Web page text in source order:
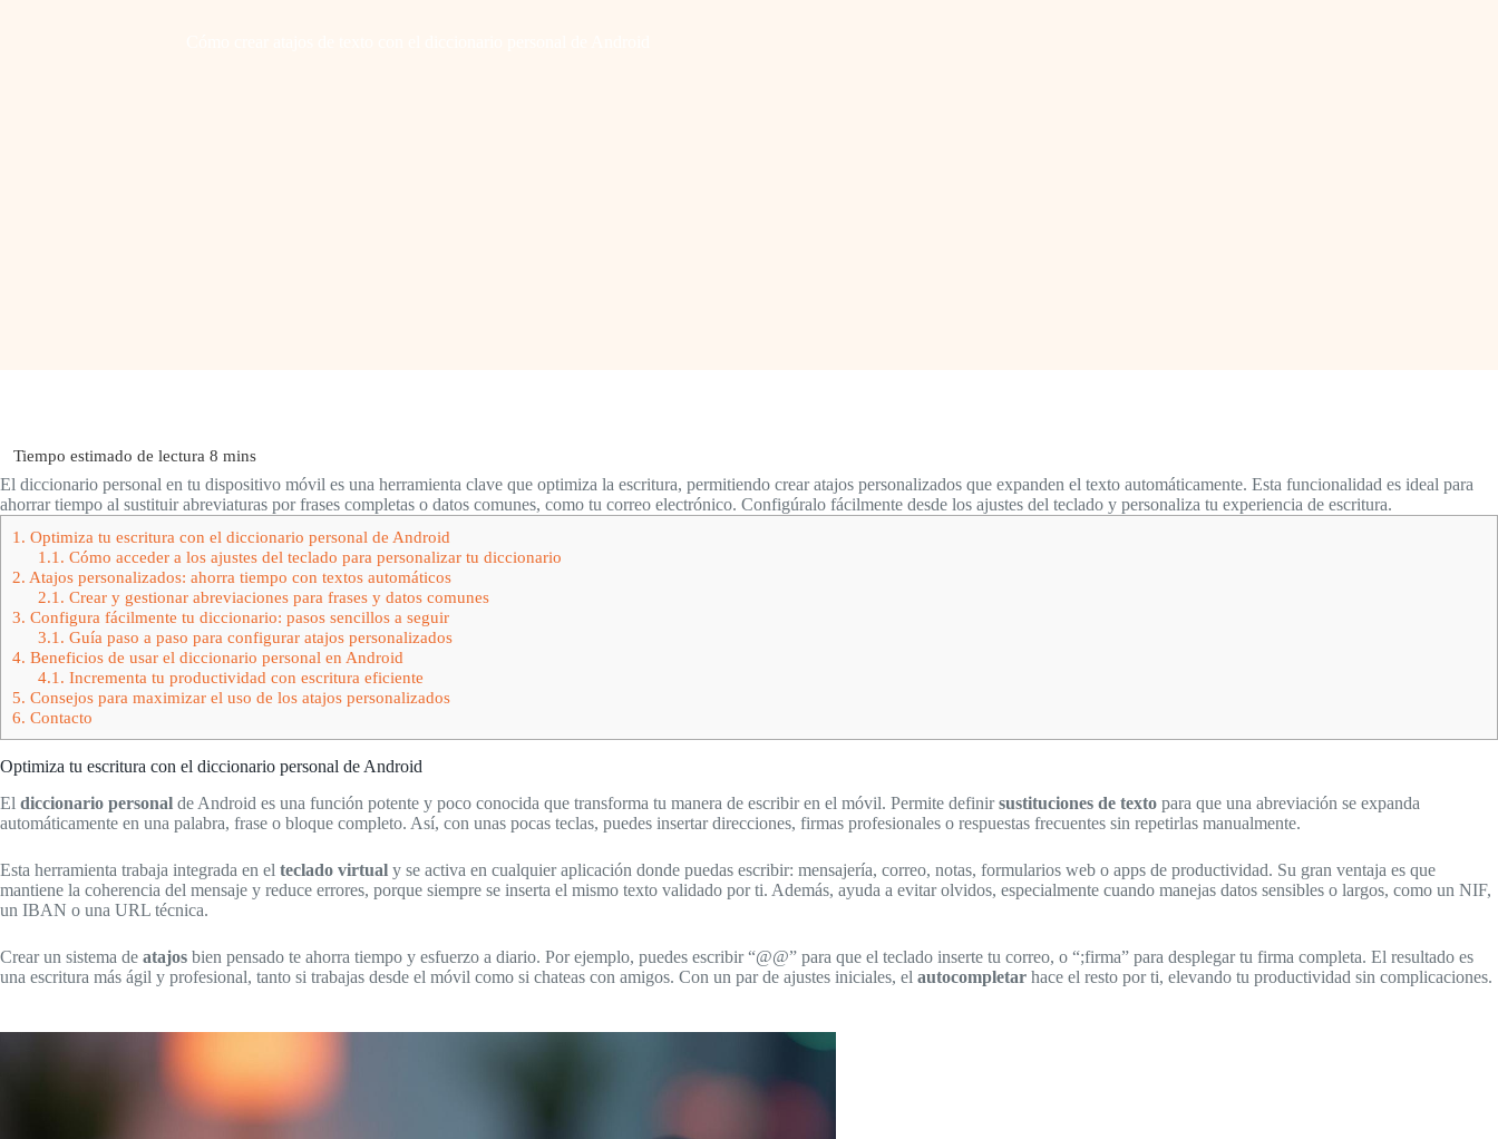
El diccionario personal en tu dispositivo móvil es una herramienta clave que optimiza la escritura, permitiendo crear atajos personalizados que expanden el texto automáticamente. Esta funcionalidad es ideal para
ahorrar tiempo al sustituir abreviaturas por frases completas o datos comunes, como tu correo electrónico. Configúralo fácilmente desde los ajustes del teclado y personaliza tu experiencia de escritura.
1. Optimiza tu escritura con el diccionario personal de Android
1.1. Cómo acceder a los ajustes del teclado para personalizar tu diccionario
2. Atajos personalizados: ahorra tiempo con textos automáticos
2.1. Crear y gestionar abreviaciones para frases y datos comunes
3. Configura fácilmente tu diccionario: pasos sencillos a seguir
3.1. Guía paso a paso para configurar atajos personalizados
4. Beneficios de usar el diccionario personal en Android
4.1. Incrementa tu productividad con escritura eficiente
5. Consejos para maximizar el uso de los atajos personalizados
6. Contacto
Optimiza tu escritura con el diccionario personal de Android
El diccionario personal de Android es una función potente y poco conocida que transforma tu manera de escribir en el móvil. Permite definirsustituciones de texto para que una abreviación se expanda
automáticamente en una palabra, frase o bloque completo. Así, con unas pocas teclas, puedes insertar direcciones, firmas profesionales o respuestas frecuentes sin repetirlas manualmente.
Esta herramienta trabaja integrada en el teclado virtual y se activa en cualquier aplicación donde puedas escribir: mensajería, correo, notas, formularios web o apps de productividad. Su gran ventaja es que
mantiene la coherencia del mensaje y reduce errores, porque siempre se inserta el mismo texto validado por ti. Además, ayuda a evitar olvidos, especialmente cuando manejas datos sensibles o largos, como un NIF,
un IBAN o una URL técnica.
Crear un sistema de atajos bien pensado te ahorra tiempo y esfuerzo a diario. Por ejemplo, puedes escribir “@@” para que el teclado inserte tu correo, o “;firma” para desplegar tu firma completa. El resultado es
una escritura más ágil y profesional, tanto si trabajas desde el móvil como si chateas con amigos. Con un par de ajustes iniciales, el autocompletar hace el resto por ti, elevando tu productividad sin complicaciones.